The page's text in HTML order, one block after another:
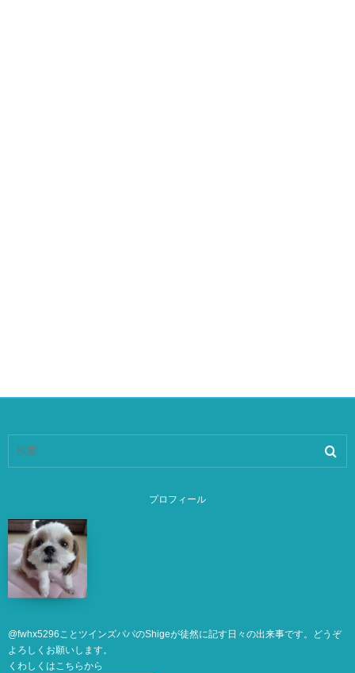
プロフィール
@fwhx5296ことツインズパパのShigeが徒然に記す日々の出来事です。どうぞ
よろしくお願いします。
くわしくはこちらから